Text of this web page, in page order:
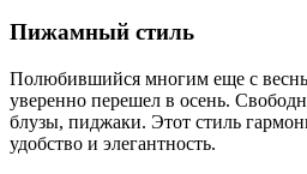
Пижамный стиль
Полюбившийся многим еще с
уверенно перешел в осень.
блузы, пиджаки. Этот стиль
удобство и элегантность.